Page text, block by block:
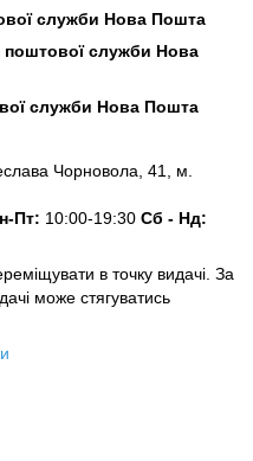
служби Нова Пошта
поштової служби Нова
служби Нова Пошта
Чорновола, 41, м.
Пт: 10:00-19:30 Сб - Нд:
в точку видачі. За
може стягуватись